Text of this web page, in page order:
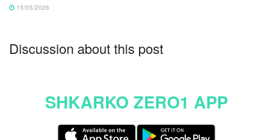
15/05/2026
Discussion about this post
SHKARKO ZERO1 APP